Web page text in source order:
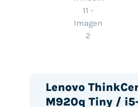
Lenovo
M920q Tiny /